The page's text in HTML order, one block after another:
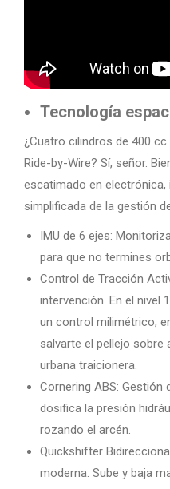
Tecnología
¿Cuatro cilindros de 400
Ride-by-Wire? Sí, señor.
escatimado en
simplificada de la gestión
IMU de 6 ejes:
para que no termines
Control de Tracción
intervención. En el nivel
un control milimétrico;
salvarte el pellejo
urbana traicionera.
Cornering ABS: Gestión
dosifica la presión
rozando el arcén.
Quickshifter
moderna. Sube y baja